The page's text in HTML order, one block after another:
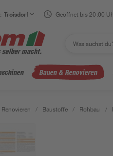
Troisdorf Geöffnet bis 20:00
Bauen & Renovieren
/ Baustoffe / Rohbau /